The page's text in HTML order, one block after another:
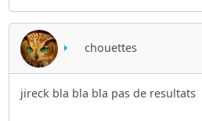
chouettes
jireck bla bla bla pas de resultats